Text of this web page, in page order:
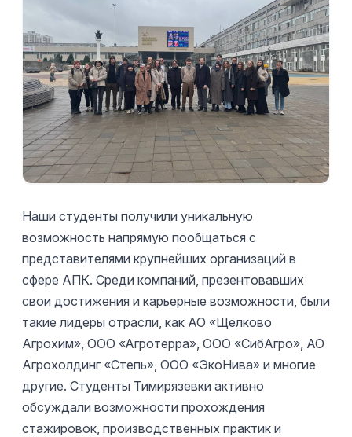
Наши студенты получили уникальную
возможность напрямую пообщаться с
представителями крупнейших организаций в
сфере АПК. Среди компаний, презентовавших
свои достижения и карьерные возможности, были
такие лидеры отрасли, как АО «Щелково
Агрохим», ООО «Агротерра», ООО «СибАгро», АО
Агрохолдинг «Степь», ООО «ЭкоНива» и многие
другие. Студенты Тимирязевки активно
обсуждали возможности прохождения
стажировок, производственных практик и